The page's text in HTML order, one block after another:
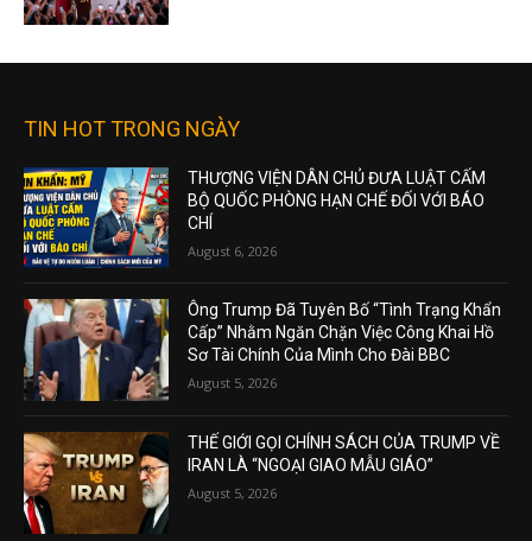
TIN HOT TRONG NGÀY
THƯỢNG VIỆN DÂN CHỦ ĐƯA LUẬT CẤM
BỘ QUỐC PHÒNG HẠN CHẾ ĐỐI VỚI BÁO
CHÍ
August 6, 2026
Ông Trump Đã Tuyên Bố “Tình Trạng Khẩn
Cấp” Nhằm Ngăn Chặn Việc Công Khai Hồ
Sơ Tài Chính Của Mình Cho Đài BBC
August 5, 2026
THẾ GIỚI GỌI CHÍNH SÁCH CỦA TRUMP VỀ
IRAN LÀ “NGOẠI GIAO MẪU GIÁO”
August 5, 2026